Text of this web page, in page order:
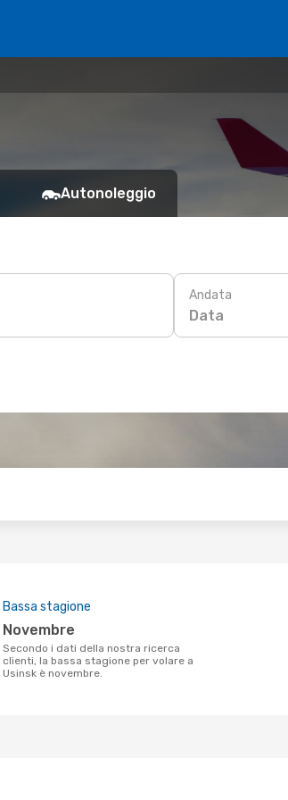
Autonoleggio
Andata
Data
Bassa stagione
novembre
Secondo i dati della nostra ricerca
clienti, la bassa stagione per volare a
Usinsk è novembre.